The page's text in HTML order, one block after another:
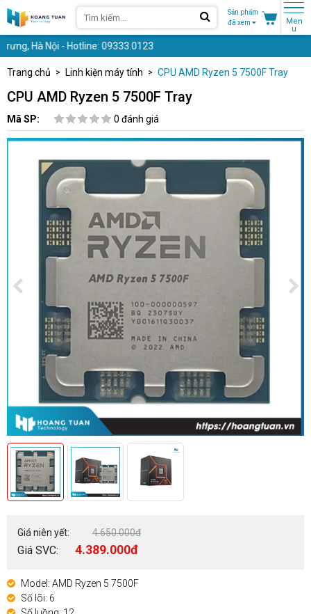
Sản phẩm
đã xem
Men
u
Hà Nội - Hotline: 09333.0123
Trang chủ Linh kiện máy tính CPU AMD Ryzen 5 7500F Tray
CPU AMD Ryzen 5 7500F Tray
Mã SP: 0 đánh giá
Giá niên yết: 4.650.000đ
Giá SVC: 4.389.000đ
Model: AMD Ryzen 5 7500F
Số lõi: 6